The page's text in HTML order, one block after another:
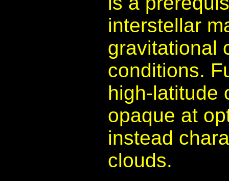
interstellar
gravitational
conditions.
high-latitude
opaque at
instead
clouds.